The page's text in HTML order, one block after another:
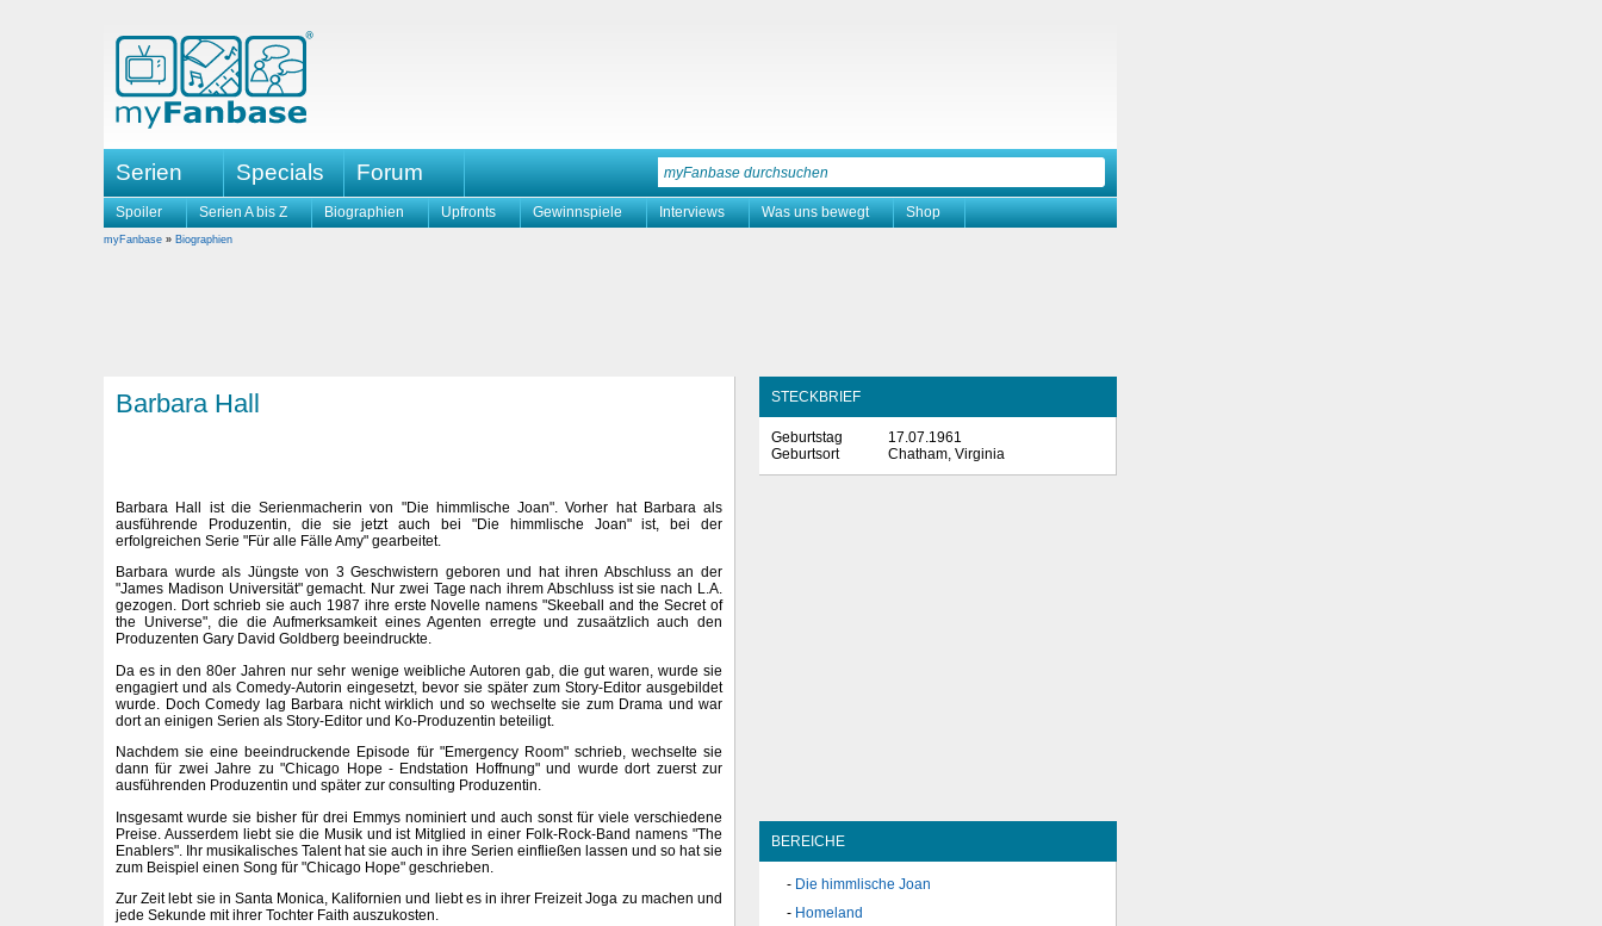
Serien Specials Forum
Spoiler Serien A bis Z Biographien Upfronts Gewinnspiele Interviews Was uns bewegt Shop
myFanbase » Biographien
Barbara Hall
Barbara Hall ist die Serienmacherin von "Die himmlische Joan". Vorher hat Barbara als
ausführende Produzentin, die sie jetzt auch bei "Die himmlische Joan" ist, bei der
erfolgreichen Serie "Für alle Fälle Amy" gearbeitet.
Barbara wurde als Jüngste von 3 Geschwistern geboren und hat ihren Abschluss an der
"James Madison Universität" gemacht. Nur zwei Tage nach ihrem Abschluss ist sie nach L.A.
gezogen. Dort schrieb sie auch 1987 ihre erste Novelle namens "Skeeball and the Secret of
the Universe", die die Aufmerksamkeit eines Agenten erregte und zusaätzlich auch den
Produzenten Gary David Goldberg beeindruckte.
Da es in den 80er Jahren nur sehr wenige weibliche Autoren gab, die gut waren, wurde sie
engagiert und als Comedy-Autorin eingesetzt, bevor sie später zum Story-Editor ausgebildet
wurde. Doch Comedy lag Barbara nicht wirklich und so wechselte sie zum Drama und war
dort an einigen Serien als Story-Editor und Ko-Produzentin beteiligt.
Nachdem sie eine beeindruckende Episode für "Emergency Room" schrieb, wechselte sie
dann für zwei Jahre zu "Chicago Hope - Endstation Hoffnung" und wurde dort zuerst zur
ausführenden Produzentin und später zur consulting Produzentin.
Insgesamt wurde sie bisher für drei Emmys nominiert und auch sonst für viele verschiedene
Preise. Ausserdem liebt sie die Musik und ist Mitglied in einer Folk-Rock-Band namens "The
Enablers". Ihr musikalisches Talent hat sie auch in ihre Serien einfließen lassen und so hat sie
zum Beispiel einen Song für "Chicago Hope" geschrieben.
Zur Zeit lebt sie in Santa Monica, Kalifornien und liebt es in ihrer Freizeit Joga zu machen und
jede Sekunde mit ihrer Tochter Faith auszukosten.
STECKBRIEF
Geburtstag
17.07.1961
Geburtsort
Chatham, Virginia
BEREICHE
Die himmlische Joan
Homeland